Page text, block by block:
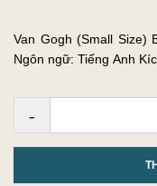
Van Gogh (Small Size) Bìa cứng: 744 Trang Nhà XB: TASCHEN
-